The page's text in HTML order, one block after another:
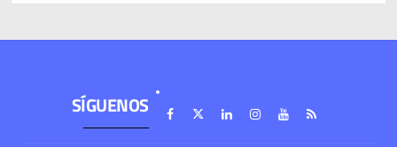
SÍGUENOS